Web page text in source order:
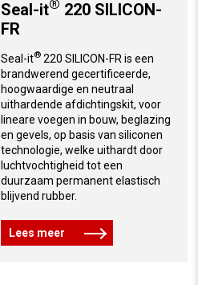
Seal-it® 220 SILICON-
FR
Seal-it®220 SILICON-FR is een
brandwerend gecertificeerde,
hoogwaardige en neutraal
uithardende afdichtingskit, voor
lineare voegen in bouw, beglazing
en gevels, op basis van siliconen
technologie, welke uithardt door
luchtvochtigheid tot een
duurzaam permanent elastisch
blijvend rubber.
Lees meer